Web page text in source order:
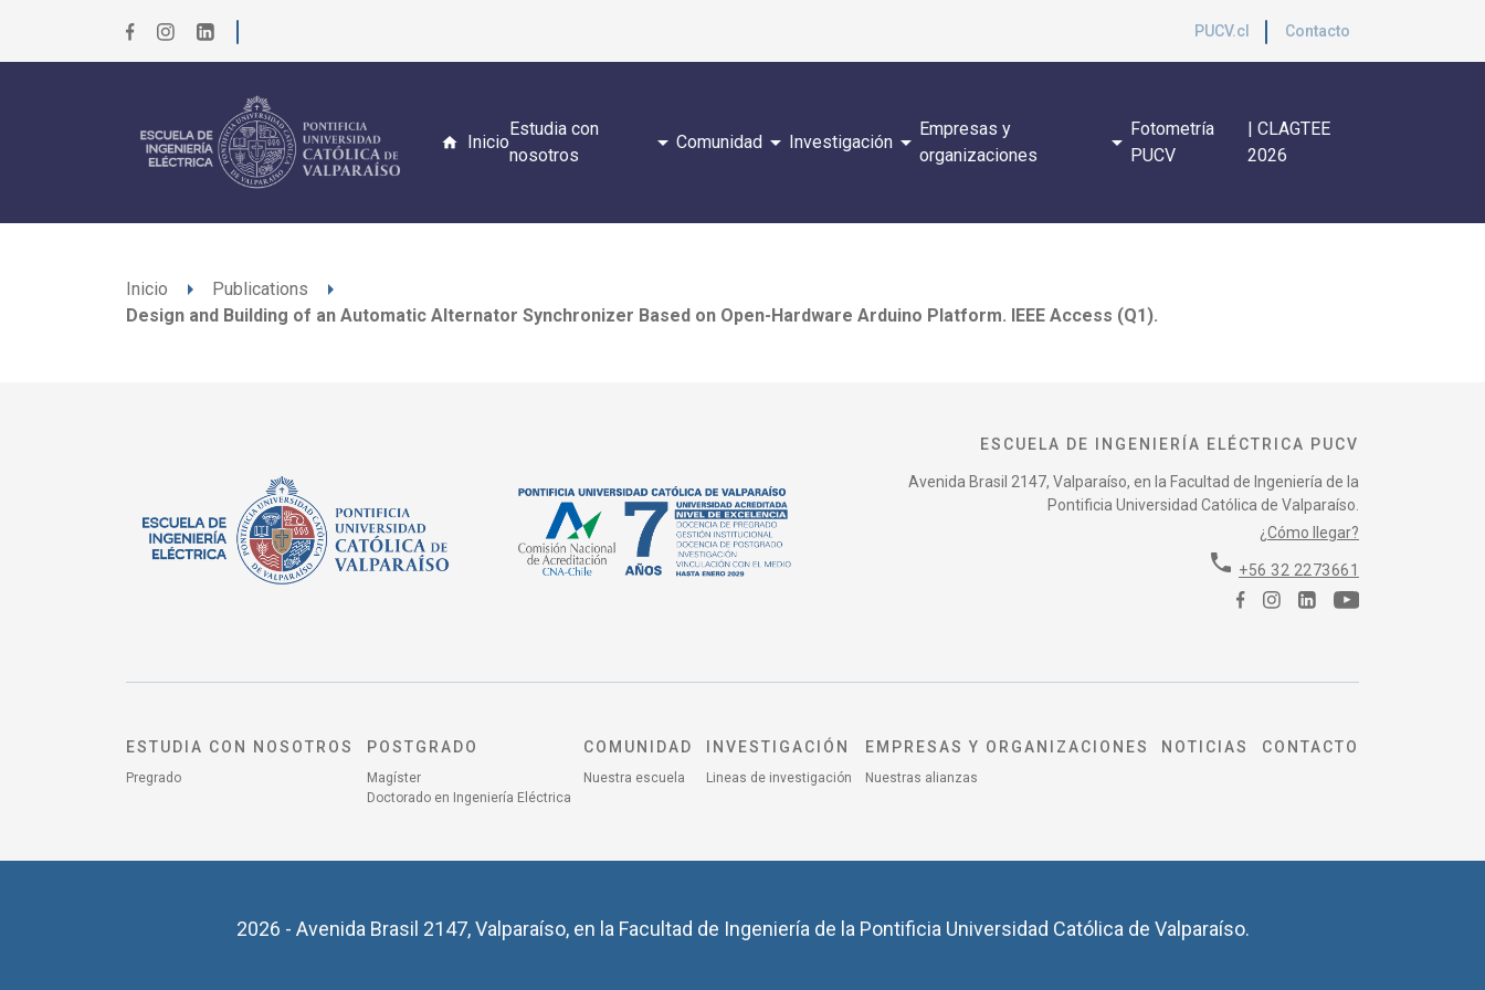
PUCV.cl Contacto
Inicio
Estudia con
nosotros
arrow_drop_down Comunidadarrow_drop_down Investigaciónarrow_drop_down
Empresas y
organizaciones
arrow_drop_down
Fotometría
PUCV
| CLAGTEE
2026
Inicio arrow_right Publications arrow_right
Design and Building of an Automatic Alternator Synchronizer Based on Open-Hardware Arduino Platform. IEEE Access (Q1).
ESCUELA DE INGENIERÍA ELÉCTRICA PUCV
Avenida Brasil 2147, Valparaíso, en la Facultad de Ingeniería de la
Pontificia Universidad Católica de Valparaíso.
¿Cómo llegar?
phone +56 32 2273661
ESTUDIA CON NOSOTROS
Pregrado
POSTGRADO
Magíster
Doctorado en Ingeniería Eléctrica
COMUNIDAD
Nuestra escuela
INVESTIGACIÓN
Lineas de investigación
EMPRESAS Y ORGANIZACIONES
Nuestras alianzas
NOTICIAS CONTACTO
2026 - Avenida Brasil 2147, Valparaíso, en la Facultad de Ingeniería de la Pontificia Universidad Católica de Valparaíso.